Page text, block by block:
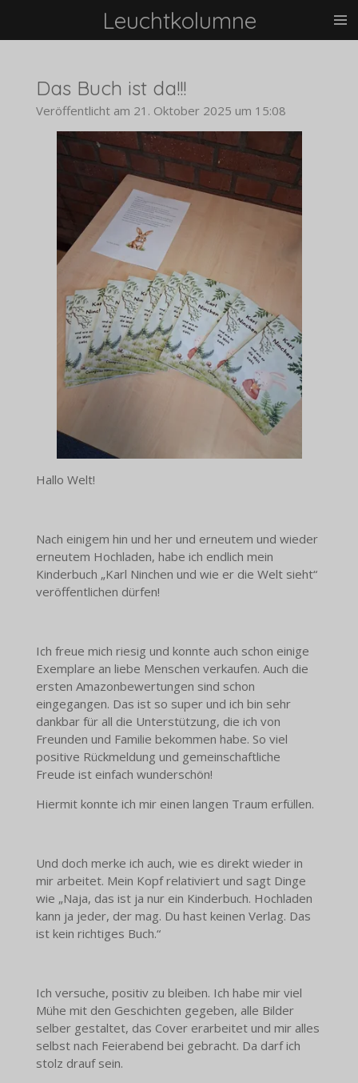
Leuchtkolumne
Das Buch ist da!!!
Veröffentlicht am 21. Oktober 2025 um 15:08
Hallo Welt!
Nach einigem hin und her und erneutem und wieder
erneutem Hochladen, habe ich endlich mein
Kinderbuch „Karl Ninchen und wie er die Welt sieht“
veröffentlichen dürfen!
Ich freue mich riesig und konnte auch schon einige
Exemplare an liebe Menschen verkaufen. Auch die
ersten Amazonbewertungen sind schon
eingegangen. Das ist so super und ich bin sehr
dankbar für all die Unterstützung, die ich von
Freunden und Familie bekommen habe. So viel
positive Rückmeldung und gemeinschaftliche
Freude ist einfach wunderschön!
Hiermit konnte ich mir einen langen Traum erfüllen.
Und doch merke ich auch, wie es direkt wieder in
mir arbeitet. Mein Kopf relativiert und sagt Dinge
wie „Naja, das ist ja nur ein Kinderbuch. Hochladen
kann ja jeder, der mag. Du hast keinen Verlag. Das
ist kein richtiges Buch.“
Ich versuche, positiv zu bleiben. Ich habe mir viel
Mühe mit den Geschichten gegeben, alle Bilder
selber gestaltet, das Cover erarbeitet und mir alles
selbst nach Feierabend bei gebracht. Da darf ich
stolz drauf sein.